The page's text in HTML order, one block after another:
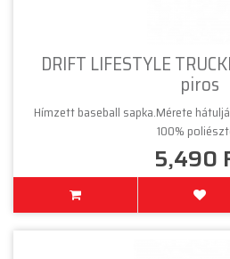
DRIFT LIFESTYLE
piros
Hímzett baseball sapka.Mérete
100%
5,490